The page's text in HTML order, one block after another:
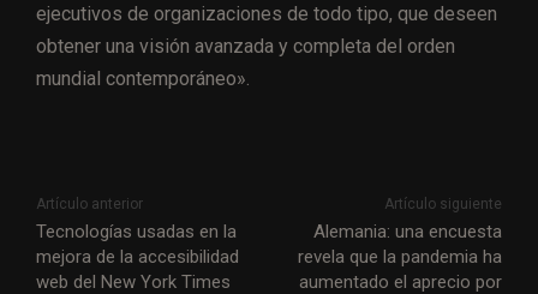
ejecutivos de organizaciones de todo tipo, que deseen
obtener una visión avanzada y completa del orden
mundial contemporáneo».
Artículo anterior
Tecnologías usadas en la
mejora de la accesibilidad
web del New York Times
Artículo siguiente
Alemania: una encuesta
revela que la pandemia ha
aumentado el aprecio por